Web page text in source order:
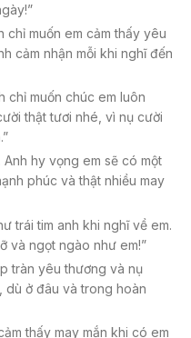
chỉ muốn em cảm thấy yêu
cảm nhận mỗi khi nghĩ đến
chỉ muốn chúc em luôn
thật tươi nhé, vì nụ cười
Anh hy vọng em sẽ có một
phúc và thật nhiều may
trái tim anh khi nghĩ về em.
và ngọt ngào như em!”
tràn yêu thương và nụ
dù ở đâu và trong hoàn
thấy may mắn khi có em